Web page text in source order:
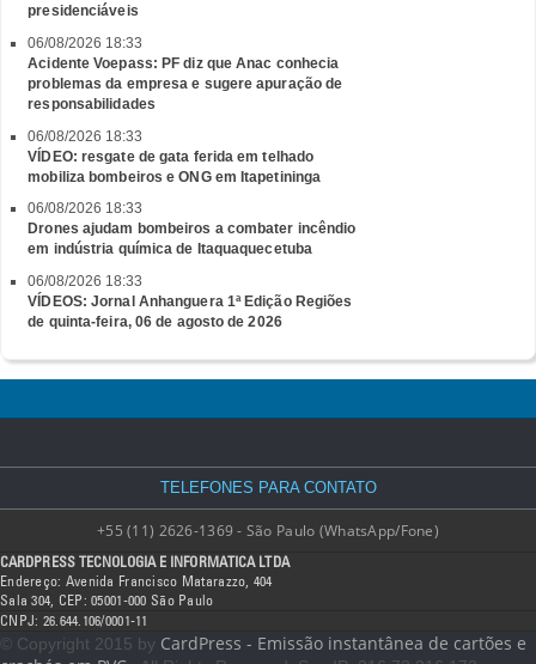
presidenciáveis
06/08/2026 18:33
Acidente Voepass: PF diz que Anac conhecia
problemas da empresa e sugere apuração de
responsabilidades
06/08/2026 18:33
VÍDEO: resgate de gata ferida em telhado
mobiliza bombeiros e ONG em Itapetininga
06/08/2026 18:33
Drones ajudam bombeiros a combater incêndio
em indústria química de Itaquaquecetuba
06/08/2026 18:33
VÍDEOS: Jornal Anhanguera 1ª Edição Regiões
de quinta-feira, 06 de agosto de 2026
TELEFONES PARA CONTATO
+55 (11) 2626-1369 - São Paulo (WhatsApp/Fone)
CARDPRESS TECNOLOGIA E INFORMATICA LTDA
Endereço: Avenida Francisco Matarazzo, 404
Sala 304, CEP: 05001-000 São Paulo
CNPJ: 26.644.106/0001-11
© Copyright 2015 by CardPress - Emissão instantânea de cartões e